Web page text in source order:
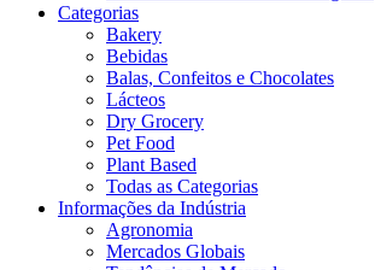
Categorias
Bakery
Bebidas
Balas, Confeitos e Chocolates
Lácteos
Dry Grocery
Pet Food
Plant Based
Todas as Categorias
Informações da Indústria
Agronomia
Mercados Globais